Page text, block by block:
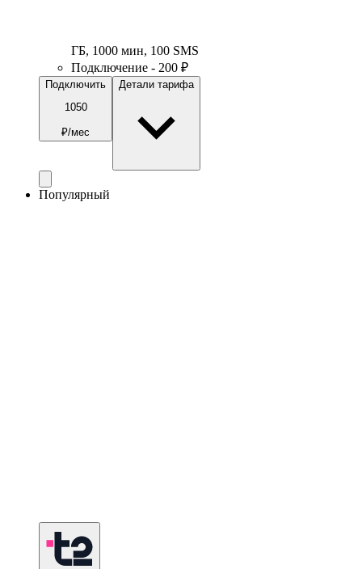
ГБ, 1000 мин, 100 SMS
Подключение - 200 ₽
Подключить
1050
₽/мес
Детали тарифа
Популярный